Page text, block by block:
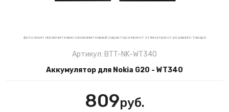
фото носит исключительно ознакомительный характер и может отличаться от реального товара
Артикул: BTT-NK-WT340
Аккумулятор для Nokia G20 - WT340
809руб.